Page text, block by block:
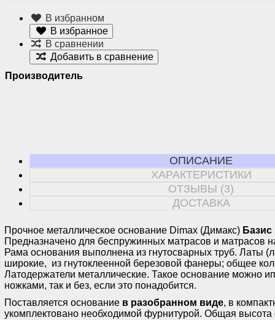
В избранном
В избранное
В сравнении
Добавить в сравнение
Производитель
ОПИСАНИЕ
ХАРАКТЕРИСТИКИ
ОТЗЫВЫ (3)
ДОСТАВКА
Прочное металлическое основание Dimax (Димакс)
Предназначено для беспружинных матрасов и матрасов
Рама основания выполнена из гнутосварных труб. Латы
широкие, из гнутоклеенной березовой фанеры; общее
Латодержатели металлические. Такое основание можно
ножками, так и без, если это понадобится.
Поставляется основание в разобранном виде, в
укомплектовано необходимой фурнитурой. Общая высота